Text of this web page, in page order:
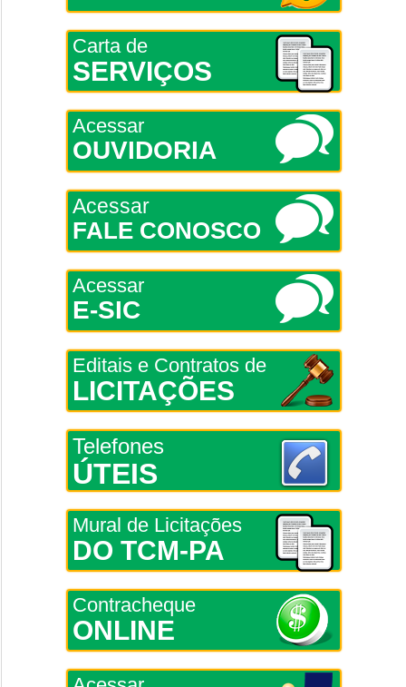
Carta de
SERVIÇOS
Acessar
OUVIDORIA
Acessar
FALE CONOSCO
Acessar
E-SIC
Editais e Contratos de
LICITAÇÕES
Telefones
ÚTEIS
Mural de Licitações
DO TCM-PA
Contracheque
ONLINE